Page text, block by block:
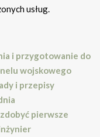
usług.
i przygotowanie do
wojskowego
i przepisy
pierwsze